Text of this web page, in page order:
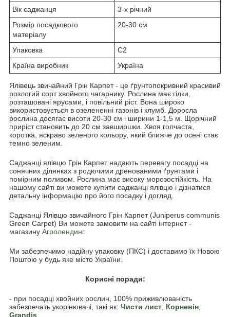
Вік саджанця
3-х річний
Розмір посадкового
матеріалу
20-30 см
Упаковка
С2
Країна виробник
Україна
Ялівець звичайний Грін Карпет - це ґрунтопокривний красивий
розлогий сорт хвойного чагарнику. Рослина має гілки,
розташовані ярусами, і повільний ріст. Вона широко
використовується в озелененні газонів і клумб. Доросла
рослина досягає висоти 20-30 см і ширини 1-1,5 м. Щорічний
приріст становить до 20 см завширшки. Хвоя голчаста,
коротка, яскраво зеленого кольору, який ближче до осені стає
темно зеленим.
Саджанці ялівцю Грін Карпет надають перевагу посадці на
сонячних ділянках з родючими дренованими ґрунтами і
помірним поливом. Рослина має високу морозостійкість. На
нашому сайті ви можете купити саджанці ялівцю і дізнатися
детальну інформацію про його посадку і догляд.
Саджанці Ялівцю звичайного Грін Карпет (Juniperus communis
Green Carpet) Ви можете замовити на сайті інтернет -
магазину Агролендинг.
Ми забезпечимо надійну упаковку (ПКС) і доставимо їх Новою
Поштою у будь яке місто України.
Корисні поради:
- при посадці хвойних рослин, 100% приживлюваність
забезпечать укорінювачі, такі як: Чисти лист Корневін
Grandis